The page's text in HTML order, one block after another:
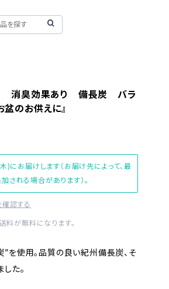
】 消臭効果あり 備長炭 バラ
のお供えに』
にお届けします（お届け先によって、最
される場合があります）。
認する
が無料になります。
を使用。品質の良い紀州備長炭、そ
た。